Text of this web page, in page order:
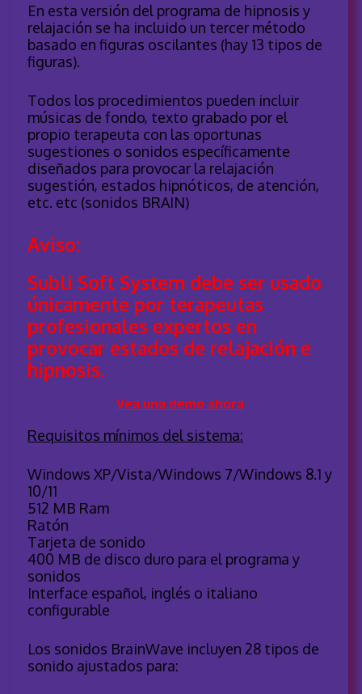
En esta versión del programa de hipnosis y
relajación se ha incluido un tercer método
basado en figuras oscilantes (hay 13 tipos de
figuras).
Todos los procedimientos pueden incluir
músicas de fondo, texto grabado por el
propio terapeuta con las oportunas
sugestiones o sonidos específicamente
diseñados para provocar la relajación
sugestión, estados hipnóticos, de atención,
etc. etc (sonidos BRAIN)
Aviso:
Subli Soft System debe ser usado
únicamente por terapeutas
profesionales expertos en
provocar estados de relajación e
hipnosis.
Vea una demo ahora
Requisitos mínimos del sistema:
Windows XP/Vista/Windows 7/Windows 8.1 y
10/11
512 MB Ram
Ratón
Tarjeta de sonido
400 MB de disco duro para el programa y
sonidos
Interface español, inglés o italiano
configurable
Los sonidos BrainWave incluyen 28 tipos de
sonido ajustados para: